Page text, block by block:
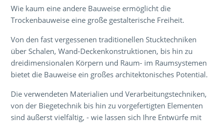
Über den Inhalt der Veranstaltung
Wie kaum eine andere Bauweise ermöglicht die
Trockenbauweise eine große gestalterische Freiheit.
Von den fast vergessenen traditionellen Stucktechniken
über Schalen, Wand-Deckenkonstruktionen, bis hin zu
dreidimensionalen Körpern und Raum- im Raumsystemen
bietet die Bauweise ein großes architektonisches Potential.
Die verwendeten Materialien und Verarbeitungstechniken,
von der Biegetechnik bis hin zu vorgefertigten Elementen
sind äußerst vielfältig, - wie lassen sich Ihre Entwürfe mit